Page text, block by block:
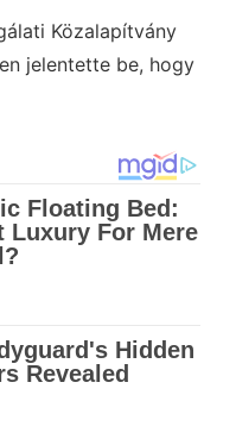
Közalapítvány
jelentette be, hogy